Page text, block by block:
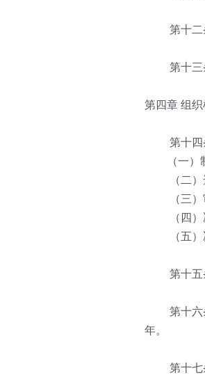
第十二条
第十三条
第四章 组
第十四条
（一）制
（二）选
（三）审
（四）
（五）决
第十五条
第十六条
年。
第十七条